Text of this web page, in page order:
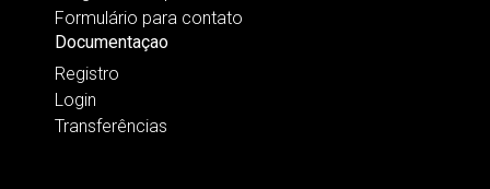
Formulário para contato
Documentaçao
Registro
Login
Transferências